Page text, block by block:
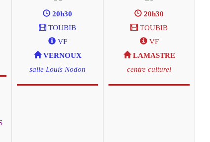
20h30
TOUBIB
VF
VERNOUX
salle Louis Nodon
20h30
TOUBIB
VF
LAMASTRE
centre culturel